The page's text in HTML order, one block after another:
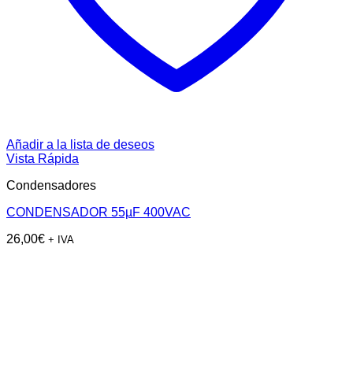
Añadir a la lista de deseos
Vista Rápida
Condensadores
CONDENSADOR 55µF 400VAC
26,00€ + IVA